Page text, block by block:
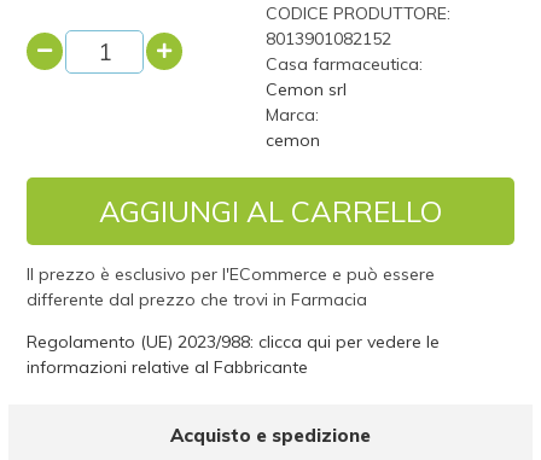
CODICE PRODUTTORE:
8013901082152
Casa farmaceutica:
Cemon srl
Marca:
cemon
AGGIUNGI AL CARRELLO
Il prezzo è esclusivo per l'ECommerce e può essere
differente dal prezzo che trovi in Farmacia
Regolamento (UE) 2023/988: clicca qui per vedere le
informazioni relative al Fabbricante
Acquisto e spedizione